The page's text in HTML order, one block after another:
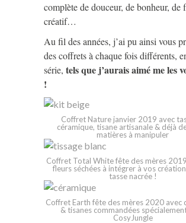
complète de douceur, de bonheur, de
créatif…
Au fil des années, j’ai pu ainsi vous
des coffrets à chaque fois différents,
série, tels que j’aurais aimé me les
!
Coffret Nature janvier 2019 avec
céramique, tisane artisanale & déjà
matières à manipuler
Coffret Total White fête des mères
fleurs séchées à intégrer à vos
tasse nacrée !
Coffret Earth fête des mères 2020 avec
& tisanes commandées
CosyJungle